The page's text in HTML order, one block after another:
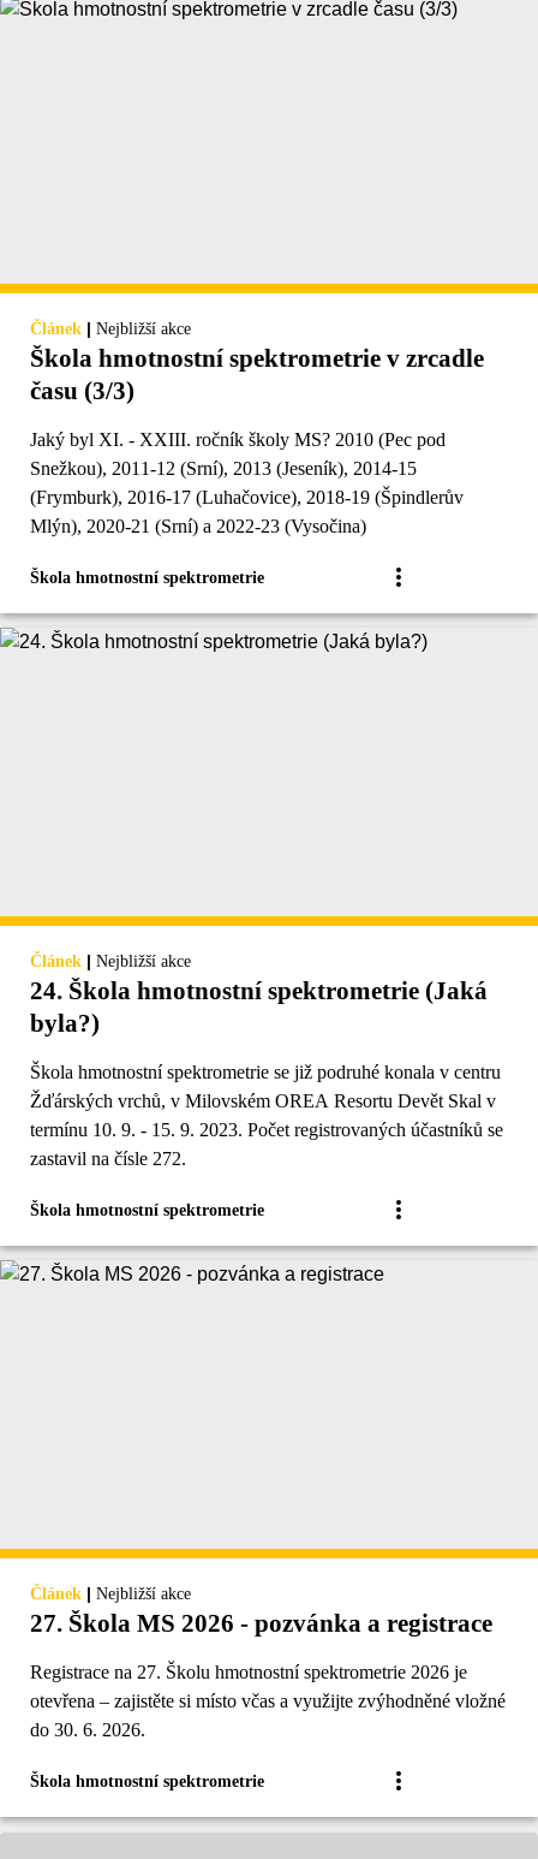
Článek | Nejbližší akce
Škola hmotnostní spektrometrie v zrcadle
času (3/3)
Jaký byl XI. - XXIII. ročník školy MS? 2010 (Pec pod
Snežkou), 2011-12 (Srní), 2013 (Jeseník), 2014-15
(Frymburk), 2016-17 (Luhačovice), 2018-19 (Špindlerův
Mlýn), 2020-21 (Srní) a 2022-23 (Vysočina)
Škola hmotnostní spektrometrie
Článek | Nejbližší akce
24. Škola hmotnostní spektrometrie (Jaká
byla?)
Škola hmotnostní spektrometrie se již podruhé konala v centru
Žďárských vrchů, v Milovském OREA Resortu Devět Skal v
termínu 10. 9. - 15. 9. 2023. Počet registrovaných účastníků se
zastavil na čísle 272.
Škola hmotnostní spektrometrie
Článek | Nejbližší akce
27. Škola MS 2026 - pozvánka a registrace
Registrace na 27. Školu hmotnostní spektrometrie 2026 je
otevřena – zajistěte si místo včas a využijte zvýhodněné vložné
do 30. 6. 2026.
Škola hmotnostní spektrometrie